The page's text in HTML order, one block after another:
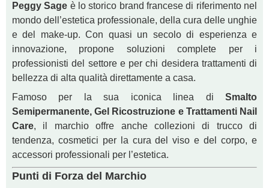
Peggy Sage è lo storico brand francese di riferimento nel
mondo dell’estetica professionale, della cura delle unghie
e del make-up. Con quasi un secolo di esperienza e
innovazione, propone soluzioni complete per i
professionisti del settore e per chi desidera trattamenti di
bellezza di alta qualità direttamente a casa.
Famoso per la sua iconica linea di Smalto
Semipermanente, Gel Ricostruzione e Trattamenti Nail
Care, il marchio offre anche collezioni di trucco di
tendenza, cosmetici per la cura del viso e del corpo, e
accessori professionali per l’estetica.
Punti di Forza del Marchio